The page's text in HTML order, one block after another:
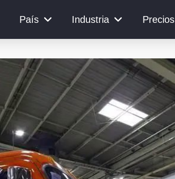
País Industria Precios